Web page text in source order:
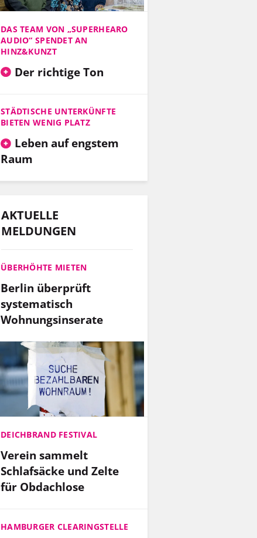
DAS TEAM VON „SUPERHEARO
AUDIO“ SPENDET AN
HINZ&KUNZT
Der richtige Ton
STÄDTISCHE UNTERKÜNFTE
BIETEN WENIG PLATZ
Leben auf engstem
Raum
AKTUELLE
MELDUNGEN
ÜBERHÖHTE MIETEN
Berlin überprüft
systematisch
Wohnungsinserate
DEICHBRAND FESTIVAL
Verein sammelt
Schlafsäcke und Zelte
für Obdachlose
HAMBURGER CLEARINGSTELLE